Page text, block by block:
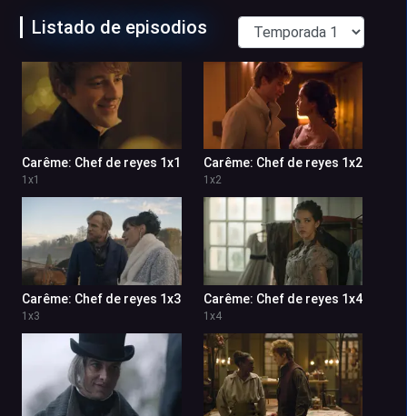
Listado de episodios
Carême: Chef de reyes 1x1
1 x1
Carême: Chef de reyes 1x2
1 x2
Carême: Chef de reyes 1x3
1 x3
Carême: Chef de reyes 1x4
1 x4